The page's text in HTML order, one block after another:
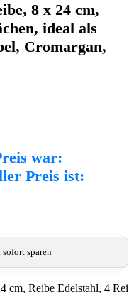
8 x 24 cm,
ideal als
Cromargan,
war:
Preis ist:
sparen
Reibe Edelstahl, 4